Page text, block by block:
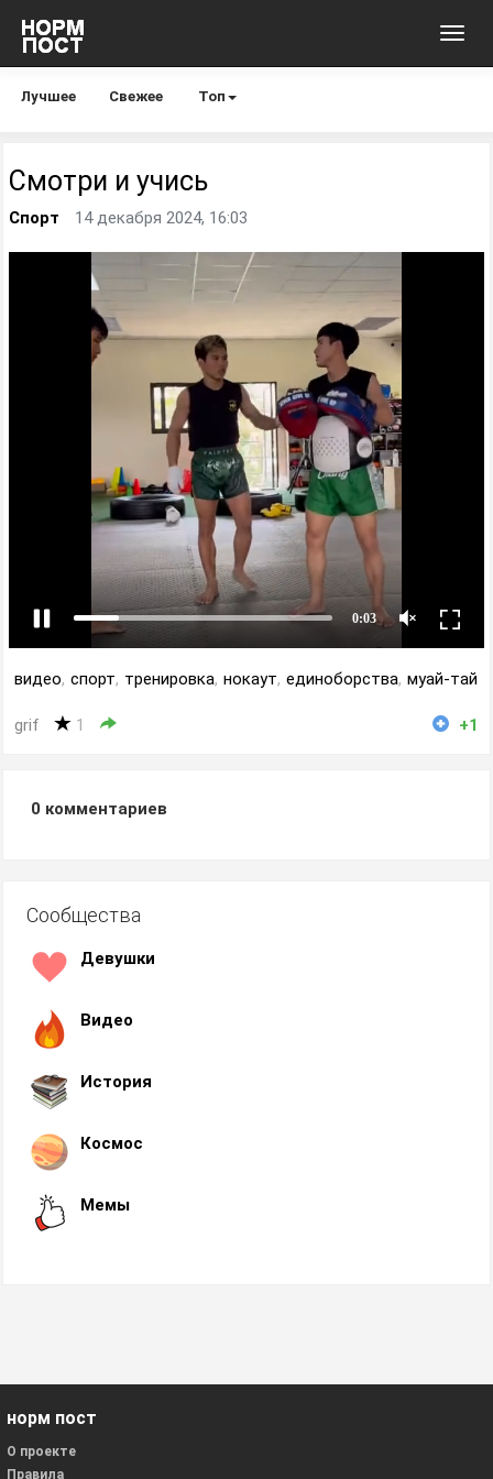
Лучшее Свежее Топ
Смотри и учись
Спорт 14 декабря 2024, 16:03
видео, спорт, тренировка, нокаут, единоборства, муай-тай
grif 1 +1
0 комментариев
Сообщества
Девушки
Видео
История
Космос
Мемы
норм пост
О проекте
Правила